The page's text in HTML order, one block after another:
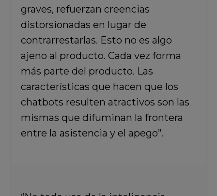
graves, refuerzan creencias
distorsionadas en lugar de
contrarrestarlas. Esto no es algo
ajeno al producto. Cada vez forma
más parte del producto. Las
características que hacen que los
chatbots resulten atractivos son las
mismas que difuminan la frontera
entre la asistencia y el apego”.